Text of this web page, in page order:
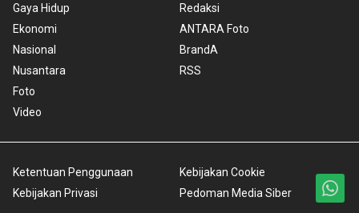
Gaya Hidup
Ekonomi
Nasional
Nusantara
Foto
Video
Redaksi
ANTARA Foto
BrandA
RSS
Ketentuan Penggunaan
Kebijakan Privasi
Kebijakan Cookie
Pedoman Media Siber